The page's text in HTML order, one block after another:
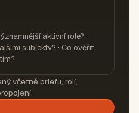
aktivní role? ·
subjekty? · Co ověřit
včetně briefu, rolí,